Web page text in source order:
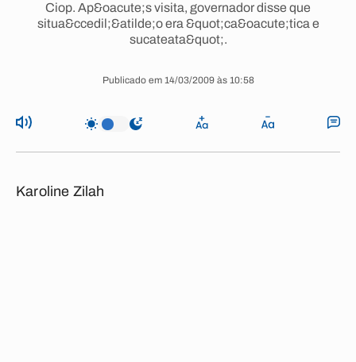
Ciop. Ap&oacute;s visita, governador disse que
situa&ccedil;&atilde;o era &quot;ca&oacute;tica e
sucateata&quot;.
Publicado em 14/03/2009 às 10:58
Karoline Zilah